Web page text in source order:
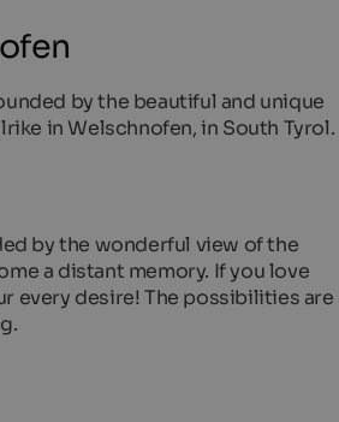
by the beautiful and unique
in Welschnofen, in South Tyrol.
by the wonderful view of the
a distant memory. If you love
every desire! The possibilities are